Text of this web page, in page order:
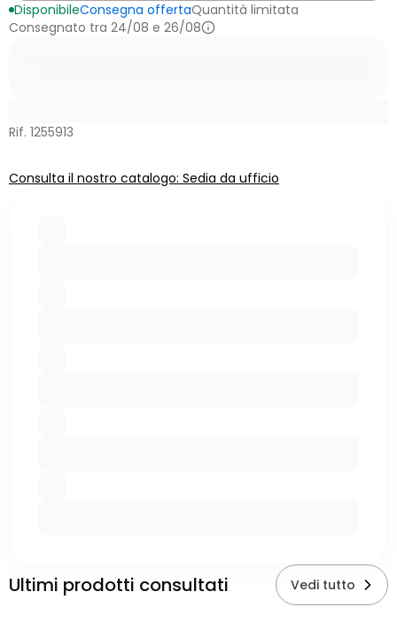
DisponibileConsegna offertaQuantità limitata
Consegnato tra 24/08 e 26/08
Rif. 1255913
Consulta il nostro catalogo: Sedia da ufficio
Ultimi prodotti consultati Vedi tutto